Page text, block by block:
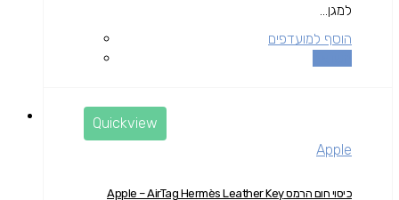
למגן...
הוסף למועדפים
Quickview
Apple
כיסוי חום הרמס Apple – AirTag Hermès Leather Key